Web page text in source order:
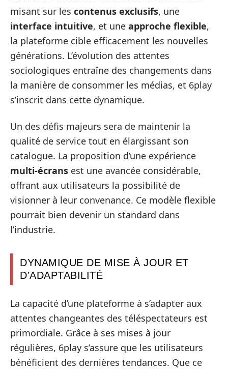
misant sur les contenus exclusifs, une
interface intuitive, et une approche flexible,
la plateforme cible efficacement les nouvelles
générations. L’évolution des attentes
sociologiques entraîne des changements dans
la manière de consommer les médias, et 6play
s’inscrit dans cette dynamique.
Un des défis majeurs sera de maintenir la
qualité de service tout en élargissant son
catalogue. La proposition d’une expérience
multi-écrans est une avancée considérable,
offrant aux utilisateurs la possibilité de
visionner à leur convenance. Ce modèle flexible
pourrait bien devenir un standard dans
l’industrie.
DYNAMIQUE DE MISE À JOUR ET
D’ADAPTABILITÉ
La capacité d’une plateforme à s’adapter aux
attentes changeantes des téléspectateurs est
primordiale. Grâce à ses mises à jour
régulières, 6play s’assure que les utilisateurs
bénéficient des dernières tendances. Que ce